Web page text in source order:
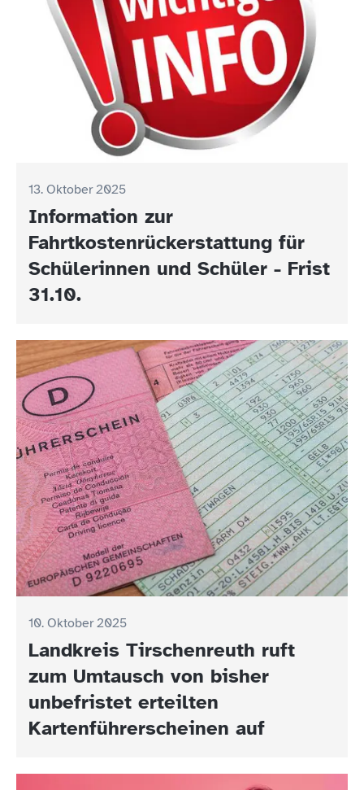
13. Oktober 2025
Information zur
Fahrtkostenrückerstattung für
Schülerinnen und Schüler - Frist
31.10.
10. Oktober 2025
Landkreis Tirschenreuth ruft
zum Umtausch von bisher
unbefristet erteilten
Kartenführerscheinen auf